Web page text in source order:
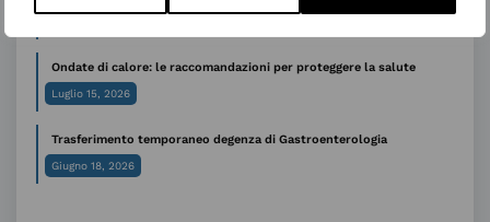
Ondate di calore: le raccomandazioni per proteggere la salute
Luglio 15, 2026
Trasferimento temporaneo degenza di Gastroenterologia
Giugno 18, 2026